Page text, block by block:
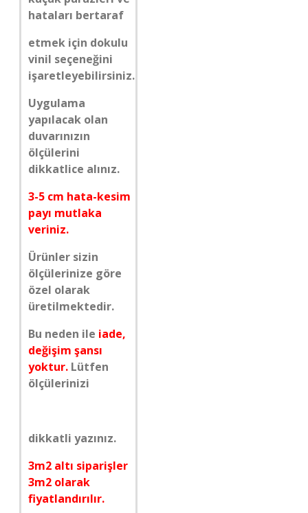
hataları bertaraf
etmek için dokulu
vinil seçeneğini
işaretleyebilirsiniz.
Uygulama
yapılacak olan
duvarınızın
ölçülerini
dikkatlice alınız.
3-5 cm hata-kesim
payı mutlaka
veriniz.
Ürünler sizin
ölçülerinize göre
özel olarak
üretilmektedir.
Bu neden ile iade,
değişim şansı
yoktur. Lütfen
ölçülerinizi
dikkatli yazınız.
3m2 altı siparişler
3m2 olarak
fiyatlandırılır.